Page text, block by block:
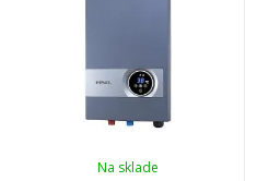
Na sklade